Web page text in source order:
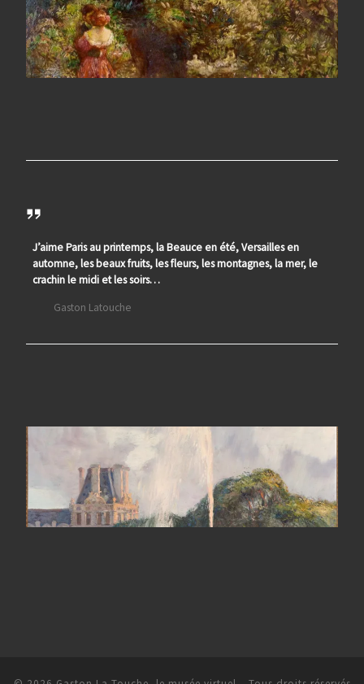
J’aime Paris au printemps, la Beauce en été, Versailles en
automne, les beaux fruits, les fleurs, les montagnes, la mer, le
crachin le midi et les soirs…
Gaston Latouche